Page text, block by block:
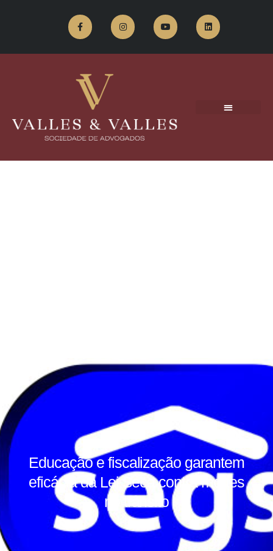
Educação e fiscalização garantem
eficácia da Lei Seca contra mortes
no trânsito